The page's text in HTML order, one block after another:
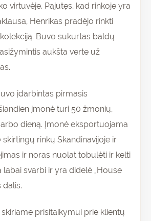
virtuvėje. Pajutęs, kad rinkoje yra
Henrikas pradėjo rinkti
Buvo sukurtas baldų
aukšta verte už
įdarbintas pirmasis
įmonė turi 50 žmonių,
dieną. Įmonė eksportuojama
skirtingų rinkų Skandinavijoje ir
ir noras nuolat tobulėti ir kelti
labai svarbi ir yra didelė „House
dalis.
prisitaikymui prie klientų